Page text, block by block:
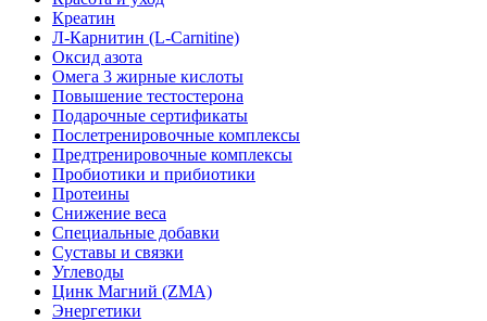
Креатин
Л-Карнитин (L-Сarnitine)
Оксид азота
Омега 3 жирные кислоты
Повышение тестостерона
Подарочные сертификаты
Послетренировочные комплексы
Предтренировочные комплексы
Пробиотики и прибиотики
Протеины
Снижение веса
Специальные добавки
Суставы и связки
Углеводы
Цинк Магний (ZMA)
Энергетики